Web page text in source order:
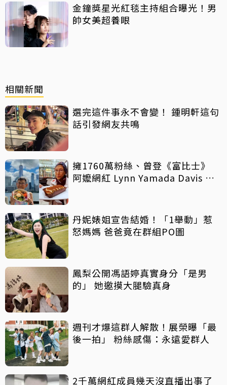
金鐘獎星光紅毯主持組合曝光！男
帥女美超養眼
相關新聞
選完這件事永不會變！ 鍾明軒這句
話引發網友共鳴
擁1760萬粉絲、曾登《富比士》
阿嬤網紅 Lynn Yamada Davis 驚
丹妮婊姐宣告結婚！「1舉動」惹
怒媽媽 爸爸竟在群組PO圖
鳳梨公開馮語婷真實身分「是男
的」 她邀摸大腿驗真身
週刊才爆這群人解散！展榮曝「最
後一拍」 粉絲感傷：永遠愛群人
2千萬網紅成員幾天沒直播出事了